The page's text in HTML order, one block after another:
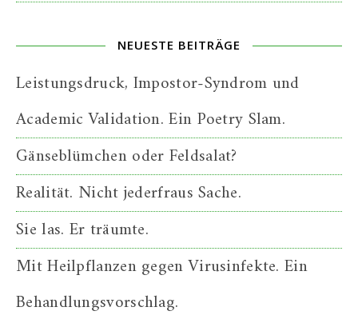
NEUESTE BEITRÄGE
Leistungsdruck, Impostor-Syndrom und
Academic Validation. Ein Poetry Slam.
Gänseblümchen oder Feldsalat?
Realität. Nicht jederfraus Sache.
Sie las. Er träumte.
Mit Heilpflanzen gegen Virusinfekte. Ein
Behandlungsvorschlag.